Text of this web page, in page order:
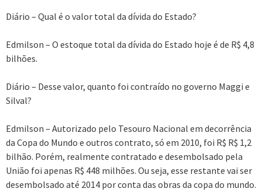
Diário – Qual é o valor total da dívida do Estado?
Edmilson – O estoque total da dívida do Estado hoje é de R$ 4,8
bilhões.
Diário – Desse valor, quanto foi contraído no governo Maggi e
Silval?
Edmilson – Autorizado pelo Tesouro Nacional em decorrência
da Copa do Mundo e outros contrato, só em 2010, foi R$ R$ 1,2
bilhão. Porém, realmente contratado e desembolsado pela
União foi apenas R$ 448 milhões. Ou seja, esse restante vai ser
desembolsado até 2014 por conta das obras da copa do mundo.